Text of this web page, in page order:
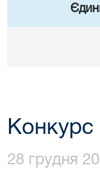
Конкурс
28 грудня